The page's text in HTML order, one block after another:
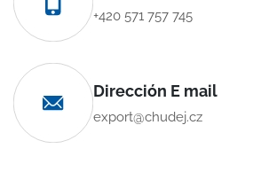
+420 571 757 745
Dirección E mail
export@chudej.cz